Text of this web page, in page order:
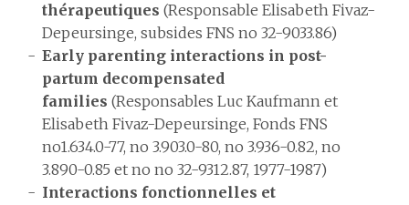
thérapeutiques (Responsable Elisabeth Fivaz-
Depeursinge, subsides FNS no 32-9033.86)
Early parenting interactions in post-
partum decompensated
families (Responsables Luc Kaufmann et
Elisabeth Fivaz-Depeursinge, Fonds FNS
no1.634.0-77, no 3.903.0-80, no 3.936-0.82, no
3.890-0.85 et no no 32-9312.87, 1977-1987)
Interactions fonctionnelles et